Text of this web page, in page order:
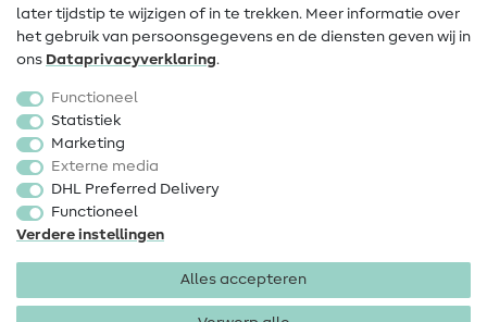
Populair
Fournituren
Sale
later tijdstip te wijzigen of in te trekken. Meer informatie over
het gebruik van persoonsgegevens en de diensten geven wij in
ons Data­privacy­verklaring.
Functioneel
Statistiek
Marketing
Externe media
DHL Preferred Delivery
Functioneel
Verdere instellingen
Alles accepteren
Colofon Privacy
Algemene voorwaarden